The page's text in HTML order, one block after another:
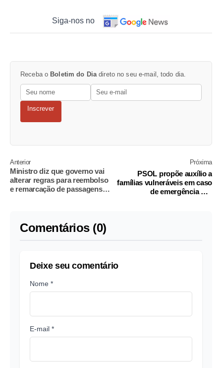
Siga-nos no
Receba o Boletim do Diadireto no seu e-mail, todo dia.
Inscrever
Anterior
Ministro diz que governo vai
alterar regras para reembolso
e remarcação de passagens
Próxima
PSOL propõe auxílio a
famílias vulneráveis em caso
de emergência por
Comentários (0)
Deixe seu comentário
Nome *
E-mail *